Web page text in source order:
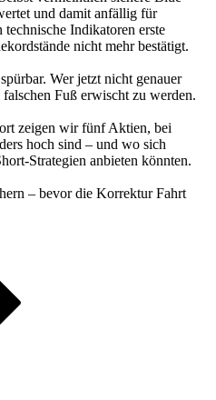
und damit anfällig für
Indikatoren erste
nicht mehr bestätigt.
Wer jetzt nicht genauer
Fuß erwischt zu werden.
zeigen wir fünf Aktien, bei
hoch sind – und wo sich
Strategien anbieten könnten.
– bevor die Korrektur Fahrt